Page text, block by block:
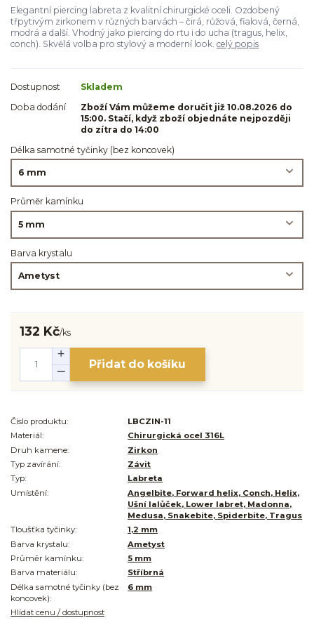
Elegantní piercing labreta z kvalitní chirurgické oceli. Ozdobený
třpytivým zirkonem v různých barvách – čirá, růžová, fialová, černá,
modrá a další. Vhodný jako piercing do rtu i do ucha (tragus, helix,
conch). Skvělá volba pro stylový a moderní look. celý popis
Dostupnost
Skladem
Doba dodání
Zboží Vám můžeme doručit již 10.08.2026 do
15:00. Stačí, když zboží objednáte nejpozději
do zítra do 14:00
Délka samotné tyčinky (bez koncovek)
Průměr kamínku
Barva krystalu
132 Kč/ks
Přidat do košíku
Číslo produktu:
LBCZIN-11
Materiál:
Chirurgická ocel 316L
Druh kamene:
Zirkon
Typ zavírání:
Závit
Typ:
Labreta
Umístění:
Angelbite, Forward helix, Conch, Helix,
Ušní lalůček, Lower labret, Madonna,
Medusa, Snakebite, Spiderbite, Tragus
Tloušťka tyčinky:
1,2 mm
Barva krystalu:
Ametyst
Průměr kamínku:
5 mm
Barva materiálu:
Stříbrná
Délka samotné tyčinky (bez
koncovek):
6 mm
Hlídat cenu / dostupnost